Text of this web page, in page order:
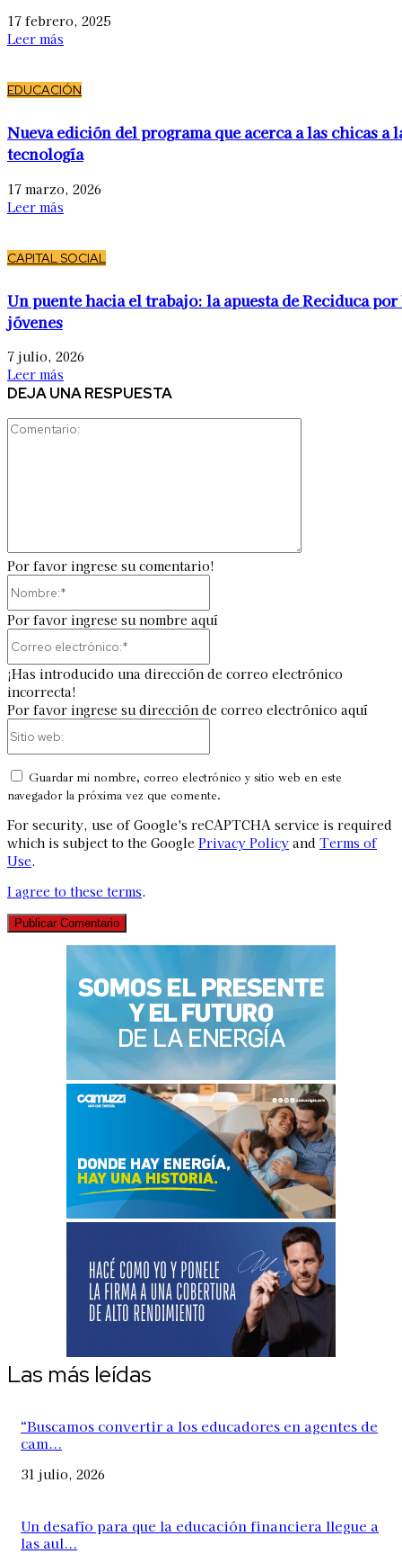
17 febrero, 2025
Leer más
EDUCACIÓN
Nueva edición del programa que acerca a las chicas a
tecnología
17 marzo, 2026
Leer más
CAPITAL SOCIAL
Un puente hacia el trabajo: la apuesta de Reciduca por
jóvenes
7 julio, 2026
Leer más
DEJA UNA RESPUESTA
Por favor ingrese su comentario!
Por favor ingrese su nombre aquí
¡Has introducido una dirección de correo electrónico
incorrecta!
Por favor ingrese su dirección de correo electrónico aquí
Guardar mi nombre, correo electrónico y sitio web en este
navegador la próxima vez que comente.
For security, use of Google's reCAPTCHA service is required
which is subject to the Google Privacy Policy and Terms of
Use.
I agree to these terms.
Las más leídas
“Buscamos convertir a los educadores en agentes de
cam...
31 julio, 2026
Un desafío para que la educación financiera llegue a
las aul...